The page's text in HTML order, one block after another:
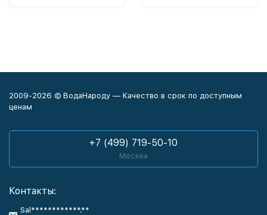
2009-2026 © ВодаНароду — Качество в срок по доступным
ценам
+7 (499) 719-50-10
Москва
Контакты:
Sal************.**